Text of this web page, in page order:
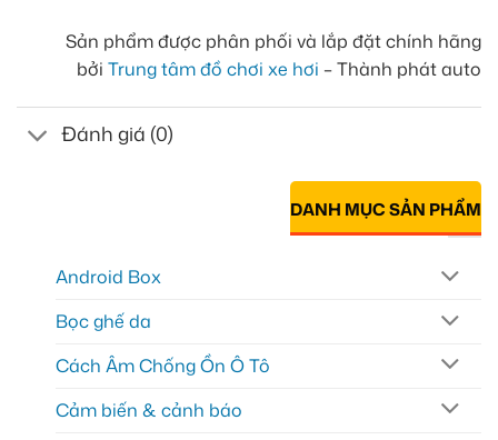
Sản phẩm được phân phối và lắp đặt chính hãng
bởi Trung tâm đồ chơi xe hơi – Thành phát auto
Đánh giá (0)
DANH MỤC SẢN PHẨM
Android Box
Bọc ghế da
Cách Âm Chống Ồn Ô Tô
Cảm biến & cảnh báo